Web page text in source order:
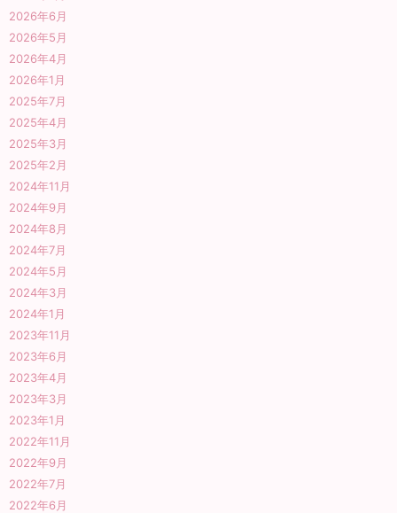
2026年6月
2026年5月
2026年4月
2026年1月
2025年7月
2025年4月
2025年3月
2025年2月
2024年11月
2024年9月
2024年8月
2024年7月
2024年5月
2024年3月
2024年1月
2023年11月
2023年6月
2023年4月
2023年3月
2023年1月
2022年11月
2022年9月
2022年7月
2022年6月